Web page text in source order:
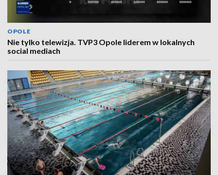
OPOLE
Nie tylko telewizja. TVP3 Opole liderem w lokalnych
social mediach